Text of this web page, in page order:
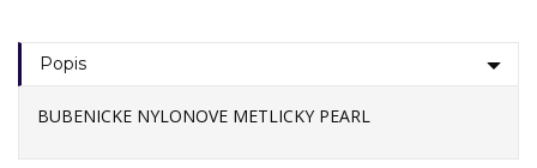
Popis
BUBENICKE NYLONOVE METLICKY PEARL